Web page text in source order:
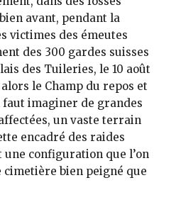
avant, pendant la
victimes des émeutes
des 300 gardes suisses
des Tuileries, le 10 août
le Champ du repos et
imaginer de grandes
un vaste terrain
encadré des raides
une configuration que l’on
bien peigné que